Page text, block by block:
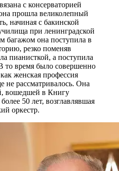
с консерваторией
прошла великолепный
начиная с бакинской
при ленинградской
багажом она поступила в
резко поменяв
пианисткой, а поступила
то время было совершенно
женская профессия
не рассматривалось. Она
вошедшей в Книгу
50 лет, возглавлявшая
оркестр.